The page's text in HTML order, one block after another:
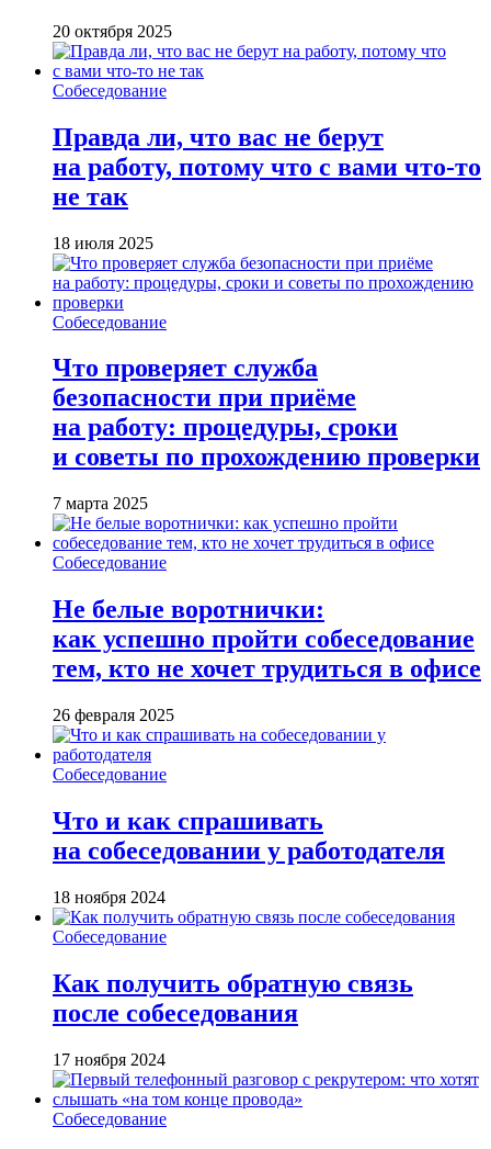
20 октября 2025
Собеседование
Правда ли, что вас не берут
на работу, потому что с вами что-то
не так
18 июля 2025
Собеседование
Что проверяет служба
безопасности при приёме
на работу: процедуры, сроки
и советы по прохождению проверки
7 марта 2025
Собеседование
Не белые воротнички:
как успешно пройти собеседование
тем, кто не хочет трудиться в офисе
26 февраля 2025
Собеседование
Что и как спрашивать
на собеседовании у работодателя
18 ноября 2024
Собеседование
Как получить обратную связь
после собеседования
17 ноября 2024
Собеседование